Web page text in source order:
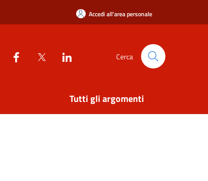
Accedi all'area personale
Cerca
Tutti gli argomenti